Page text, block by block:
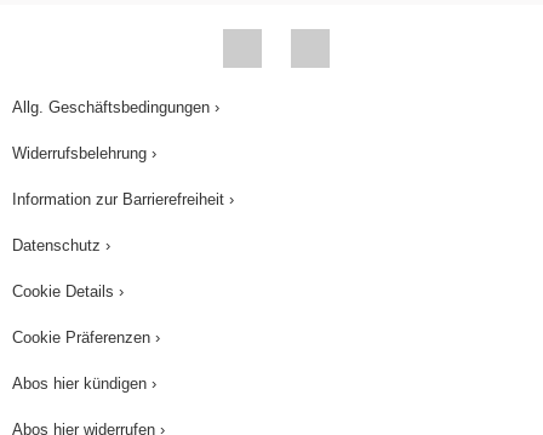
Allg. Geschäftsbedingungen ›
Widerrufsbelehrung ›
Information zur Barrierefreiheit ›
Datenschutz ›
Cookie Details ›
Cookie Präferenzen ›
Abos hier kündigen ›
Abos hier widerrufen ›